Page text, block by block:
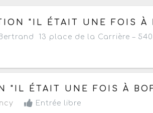
"IL ÉTAIT UNE FOIS À
13 place de la Carrière –
"IL ÉTAIT UNE FOIS À
Entrée libre